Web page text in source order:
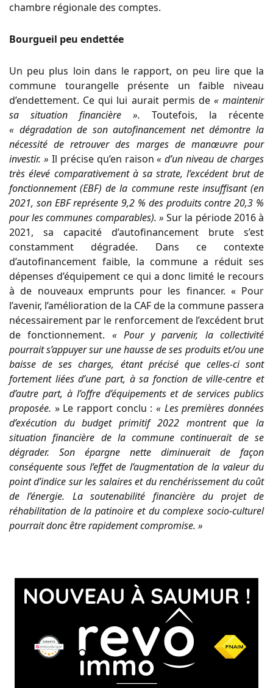
chambre régionale des comptes.
Bourgueil peu endettée
Un peu plus loin dans le rapport, on peu lire que la
commune tourangelle présente un faible niveau
d’endettement. Ce qui lui aurait permis de « maintenir
sa situation financière ». Toutefois, la récente
« dégradation de son autofinancement net démontre la
nécessité de retrouver des marges de manœuvre pour
investir. » Il précise qu’en raison« d’un niveau de charges
très élevé comparativement à sa strate, l’excédent brut de
fonctionnement (EBF) de la commune reste insuffisant (en
2021, son EBF représente 9,2 % des produits contre 20,3 %
pour les communes comparables). » Sur la période 2016 à
2021, sa capacité d’autofinancement brute s’est
constamment dégradée. Dans ce contexte
d’autofinancement faible, la commune a réduit ses
dépenses d’équipement ce qui a donc limité le recours
à de nouveaux emprunts pour les financer. « Pour
l’avenir, l’amélioration de la CAF de la commune passera
nécessairement par le renforcement de l’excédent brut
de fonctionnement. « Pour y parvenir, la collectivité
pourrait s’appuyer sur une hausse de ses produits et/ou une
baisse de ses charges, étant précisé que celles-ci sont
fortement liées d’une part, à sa fonction de ville-centre et
d’autre part, à l’offre d’équipements et de services publics
proposée. » Le rapport conclu : « Les premières données
d’exécution du budget primitif 2022 montrent que la
situation financière de la commune continuerait de se
dégrader. Son épargne nette diminuerait de façon
conséquente sous l’effet de l’augmentation de la valeur du
point d’indice sur les salaires et du renchérissement du coût
de l’énergie. La soutenabilité financière du projet de
réhabilitation de la patinoire et du complexe socio-culturel
pourrait donc être rapidement compromise. »